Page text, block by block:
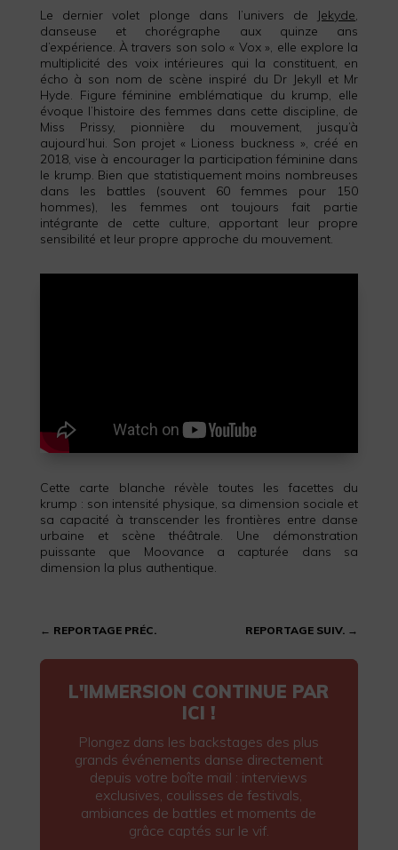
Le dernier volet plonge dans l’univers de Jekyde,
danseuse et chorégraphe aux quinze ans
d’expérience. À travers son solo « Vox », elle explore la
multiplicité des voix intérieures qui la constituent, en
écho à son nom de scène inspiré du Dr Jekyll et Mr
Hyde. Figure féminine emblématique du krump, elle
évoque l’histoire des femmes dans cette discipline, de
Miss Prissy, pionnière du mouvement, jusqu’à
aujourd’hui. Son projet « Lioness buckness », créé en
2018, vise à encourager la participation féminine dans
le krump. Bien que statistiquement moins nombreuses
dans les battles (souvent 60 femmes pour 150
hommes), les femmes ont toujours fait partie
intégrante de cette culture, apportant leur propre
sensibilité et leur propre approche du mouvement.
Cette carte blanche révèle toutes les facettes du
krump : son intensité physique, sa dimension sociale et
sa capacité à transcender les frontières entre danse
urbaine et scène théâtrale. Une démonstration
puissante que Moovance a capturée dans sa
dimension la plus authentique.
← REPORTAGE PRÉC. REPORTAGE SUIV. →
L'IMMERSION CONTINUE PAR
ICI !
Plongez dans les backstages des plus
grands événements danse directement
depuis votre boîte mail : interviews
exclusives, coulisses de festivals,
ambiances de battles et moments de
grâce captés sur le vif.